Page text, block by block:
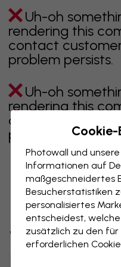
Uh-oh
rendering this
contact
problem persists.
Uh-oh
rendering this
contact
problem persists.
Zeigt
Weitere
Cookie-
Photowall und
Informationen auf
maßgeschneidertes
Besucherstatistiken
personalisiertes
entscheidest,
zusätzlich zu den
erforderlichen